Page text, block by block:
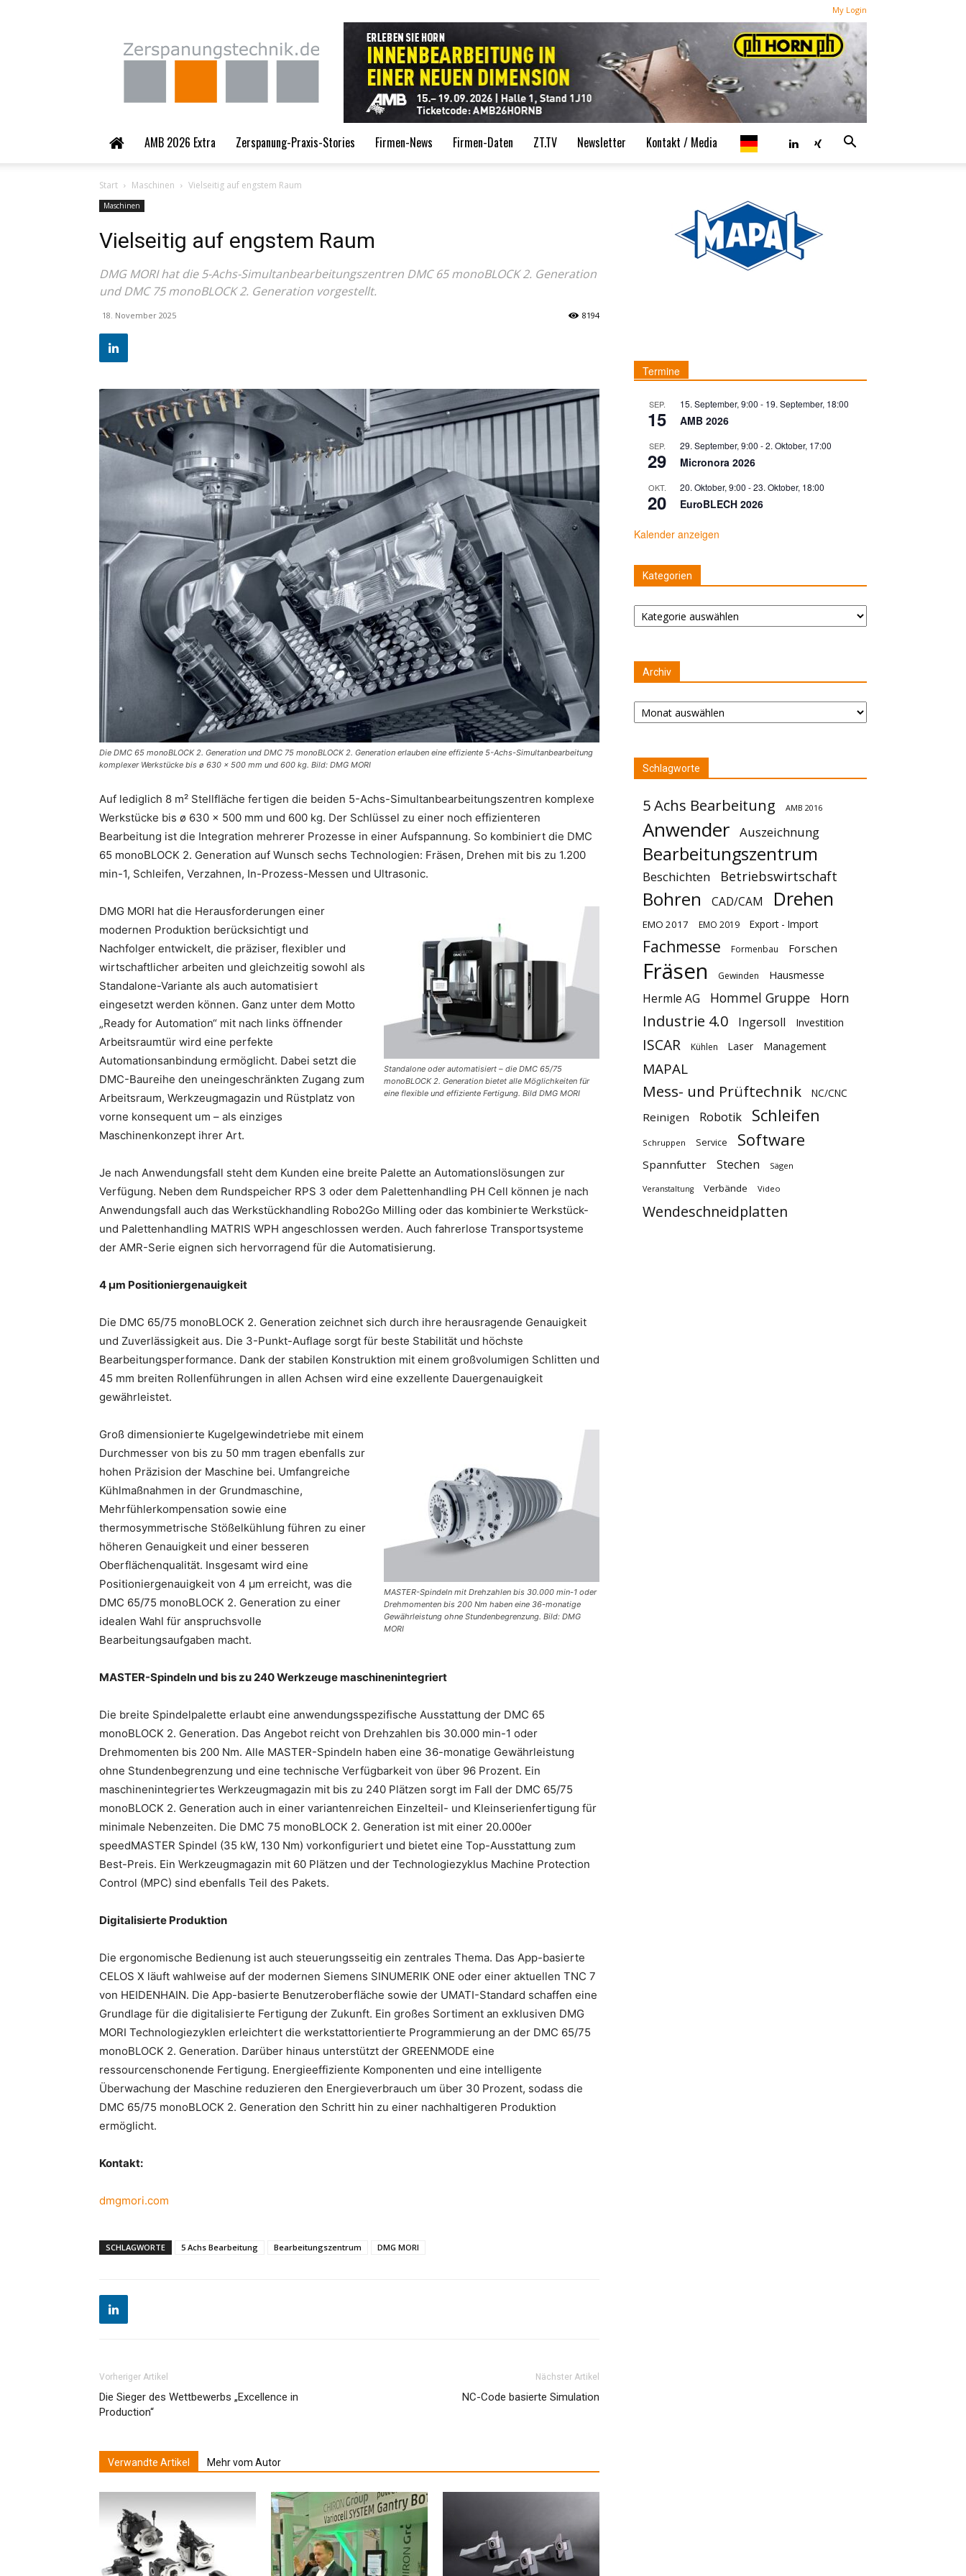
My Login
Zerspanungstechnik.de
AMB 2026 Extra Zerspanung-Praxis-Stories Firmen-News Firmen-Daten ZT.TV Newsletter Kontakt / Media
Start Maschinen Vielseitig auf engstem Raum
Maschinen
Vielseitig auf engstem Raum
DMG MORI hat die 5-Achs-Simultanbearbeitungszentren DMC 65 monoBLOCK 2. Generation
und DMC 75 monoBLOCK 2. Generation vorgestellt.
18. November 2025 8194
Die DMC 65 monoBLOCK 2. Generation und DMC 75 monoBLOCK 2. Generation erlauben eine effiziente 5-Achs-Simultanbearbeitung
komplexer Werkstücke bis ø 630 x 500 mm und 600 kg. Bild: DMG MORI
Auf lediglich 8 m² Stellfläche fertigen die beiden 5-Achs-Simultanbearbeitungszentren komplexe
Werkstücke bis ø 630 x 500 mm und 600 kg. Der Schlüssel zu einer noch effizienteren
Bearbeitung ist die Integration mehrerer Prozesse in einer Aufspannung. So kombiniert die DMC
65 monoBLOCK 2. Generation auf Wunsch sechs Technologien: Fräsen, Drehen mit bis zu 1.200
min-1, Schleifen, Verzahnen, In-Prozess-Messen und Ultrasonic.
Standalone oder automatisiert – die DMC 65/75
monoBLOCK 2. Generation bietet alle Möglichkeiten für
eine flexible und effiziente Fertigung. Bild DMG MORI
DMG MORI hat die Herausforderungen einer
modernen Produktion berücksichtigt und
Nachfolger entwickelt, die präziser, flexibler und
wirtschaftlicher arbeiten und gleichzeitig sowohl als
Standalone-Variante als auch automatisiert
eingesetzt werden können. Ganz unter dem Motto
„Ready for Automation“ mit nach links öffnender
Arbeitsraumtür wird eine perfekte
Automationsanbindung ermöglicht. Dabei setzt die
DMC-Baureihe den uneingeschränkten Zugang zum
Arbeitsraum, Werkzeugmagazin und Rüstplatz von
vorne konsequent um – als einziges
Maschinenkonzept ihrer Art.
Je nach Anwendungsfall steht dem Kunden eine breite Palette an Automationslösungen zur
Verfügung. Neben dem Rundspeicher RPS 3 oder dem Palettenhandling PH Cell können je nach
Anwendungsfall auch das Werkstückhandling Robo2Go Milling oder das kombinierte Werkstück-
und Palettenhandling MATRIS WPH angeschlossen werden. Auch fahrerlose Transportsysteme
der AMR-Serie eignen sich hervorragend für die Automatisierung.
4 µm Positioniergenauigkeit
Die DMC 65/75 monoBLOCK 2. Generation zeichnet sich durch ihre herausragende Genauigkeit
und Zuverlässigkeit aus. Die 3-Punkt-Auflage sorgt für beste Stabilität und höchste
Bearbeitungsperformance. Dank der stabilen Konstruktion mit einem großvolumigen Schlitten und
45 mm breiten Rollenführungen in allen Achsen wird eine exzellente Dauergenauigkeit
gewährleistet.
MASTER-Spindeln mit Drehzahlen bis 30.000 min-1 oder
Drehmomenten bis 200 Nm haben eine 36-monatige
Gewährleistung ohne Stundenbegrenzung. Bild: DMG
MORI
Groß dimensionierte Kugelgewindetriebe mit einem
Durchmesser von bis zu 50 mm tragen ebenfalls zur
hohen Präzision der Maschine bei. Umfangreiche
Kühlmaßnahmen in der Grundmaschine,
Mehrfühlerkompensation sowie eine
thermosymmetrische Stößelkühlung führen zu einer
höheren Genauigkeit und einer besseren
Oberflächenqualität. Insgesamt wird eine
Positioniergenauigkeit von 4 µm erreicht, was die
DMC 65/75 monoBLOCK 2. Generation zu einer
idealen Wahl für anspruchsvolle
Bearbeitungsaufgaben macht.
MASTER-Spindeln und bis zu 240 Werkzeuge maschinenintegriert
Die breite Spindelpalette erlaubt eine anwendungsspezifische Ausstattung der DMC 65
monoBLOCK 2. Generation. Das Angebot reicht von Drehzahlen bis 30.000 min-1 oder
Drehmomenten bis 200 Nm. Alle MASTER-Spindeln haben eine 36-monatige Gewährleistung
ohne Stundenbegrenzung und eine technische Verfügbarkeit von über 96 Prozent. Ein
maschinenintegriertes Werkzeugmagazin mit bis zu 240 Plätzen sorgt im Fall der DMC 65/75
monoBLOCK 2. Generation auch in einer variantenreichen Einzelteil- und Kleinserienfertigung für
minimale Nebenzeiten. Die DMC 75 monoBLOCK 2. Generation ist mit einer 20.000er
speedMASTER Spindel (35 kW, 130 Nm) vorkonfiguriert und bietet eine Top-Ausstattung zum
Best-Preis. Ein Werkzeugmagazin mit 60 Plätzen und der Technologiezyklus Machine Protection
Control (MPC) sind ebenfalls Teil des Pakets.
Digitalisierte Produktion
Die ergonomische Bedienung ist auch steuerungsseitig ein zentrales Thema. Das App-basierte
CELOS X läuft wahlweise auf der modernen Siemens SINUMERIK ONE oder einer aktuellen TNC 7
von HEIDENHAIN. Die App-basierte Benutzeroberfläche sowie der UMATI-Standard schaffen eine
Grundlage für die digitalisierte Fertigung der Zukunft. Ein großes Sortiment an exklusiven DMG
MORI Technologiezyklen erleichtert die werkstattorientierte Programmierung an der DMC 65/75
monoBLOCK 2. Generation. Darüber hinaus unterstützt der GREENMODE eine
ressourcenschonende Fertigung. Energieeffiziente Komponenten und eine intelligente
Überwachung der Maschine reduzieren den Energieverbrauch um über 30 Prozent, sodass die
DMC 65/75 monoBLOCK 2. Generation den Schritt hin zu einer nachhaltigeren Produktion
ermöglicht.
Kontakt:
dmgmori.com
SCHLAGWORTE 5 Achs Bearbeitung Bearbeitungszentrum DMG MORI
Vorheriger Artikel
Die Sieger des Wettbewerbs „Excellence in
Production“
Nächster Artikel
NC-Code basierte Simulation
Verwandte Artikel Mehr vom Autor
Termine
SEP.
15
15. September, 9:00 - 19. September, 18:00
AMB 2026
SEP.
29
29. September, 9:00 -2. Oktober, 17:00
Micronora 2026
OKT.
20
20. Oktober, 9:00 -23. Oktober, 18:00
EuroBLECH 2026
Kalender anzeigen
Kategorien
Kategorien
Archiv
Archiv
Schlagworte
5 Achs Bearbeitung AMB 2016
Anwender Auszeichnung
Bearbeitungszentrum
Beschichten Betriebswirtschaft
Bohren CAD/CAM Drehen
EMO 2017 EMO 2019 Export - Import
Fachmesse Formenbau Forschen
Fräsen Gewinden Hausmesse
Hermle AG Hommel Gruppe Horn
Industrie 4.0 Ingersoll Investition
ISCAR Kühlen Laser Management
MAPAL
Mess- und Prüftechnik NC/CNC
Reinigen Robotik Schleifen
Schruppen Service Software
Spannfutter Stechen Sägen
Veranstaltung Verbände Video
Wendeschneidplatten